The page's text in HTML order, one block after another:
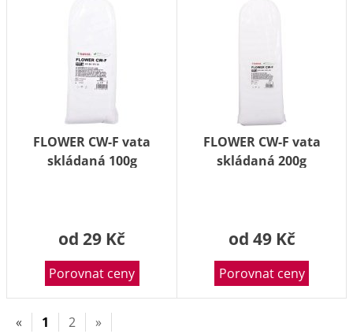
FLOWER CW-F vata
skládaná 100g
od 29 Kč
Porovnat ceny
FLOWER CW-F vata
skládaná 200g
od 49 Kč
Porovnat ceny
« 1 2 »